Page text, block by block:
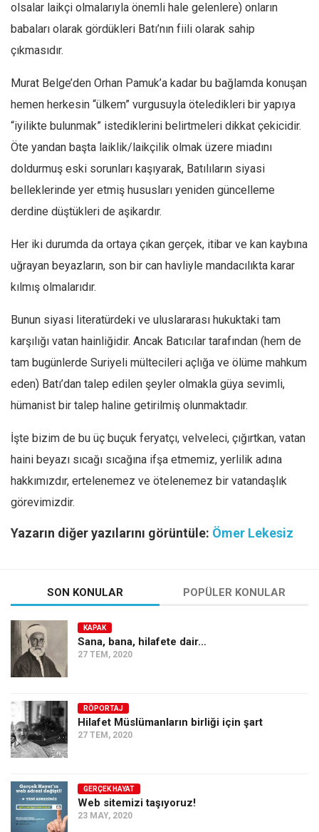
olsalar laikçi olmalarıyla önemli hale gelenlere) onların
babaları olarak gördükleri Batı’nın fiili olarak sahip
çıkmasıdır.
Murat Belge’den Orhan Pamuk’a kadar bu bağlamda konuşan
hemen herkesin “ülkem” vurgusuyla öteledikleri bir yapıya
“iyilikte bulunmak” istediklerini belirtmeleri dikkat çekicidir.
Öte yandan başta laiklik/laikçilik olmak üzere miadını
doldurmuş eski sorunları kaşıyarak, Batılıların siyasi
belleklerinde yer etmiş hususları yeniden güncelleme
derdine düştükleri de aşikardır.
Her iki durumda da ortaya çıkan gerçek, itibar ve kan kaybına
uğrayan beyazların, son bir can havliyle mandacılıkta karar
kılmış olmalarıdır.
Bunun siyasi literatürdeki ve uluslararası hukuktaki tam
karşılığı vatan hainliğidir. Ancak Batıcılar tarafından (hem de
tam bugünlerde Suriyeli mültecileri açlığa ve ölüme mahkum
eden) Batı’dan talep edilen şeyler olmakla güya sevimli,
hümanist bir talep haline getirilmiş olunmaktadır.
İşte bizim de bu üç buçuk feryatçı, velveleci, çığırtkan, vatan
haini beyazı sıcağı sıcağına ifşa etmemiz, yerlilik adına
hakkımızdır, ertelenemez ve ötelenemez bir vatandaşlık
görevimizdir.
Yazarın diğer yazılarını görüntüle: Ömer Lekesiz
SON KONULAR POPÜLER KONULAR
KAPAK
Sana, bana, hilafete dair…
27 TEM, 2020
RÖPORTAJ
Hilafet Müslümanların birliği için şart
27 TEM, 2020
GERÇEK HAYAT
Web sitemizi taşıyoruz!
23 MAY, 2020